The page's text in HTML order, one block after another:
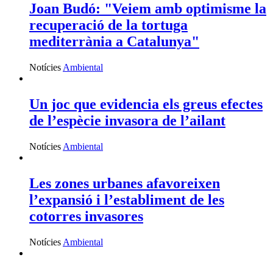
Joan Budó: "Veiem amb optimisme la
recuperació de la tortuga
mediterrània a Catalunya"
Notícies Ambiental
Un joc que evidencia els greus efectes
de l’espècie invasora de l’ailant
Notícies Ambiental
Les zones urbanes afavoreixen
l’expansió i l’establiment de les
cotorres invasores
Notícies Ambiental